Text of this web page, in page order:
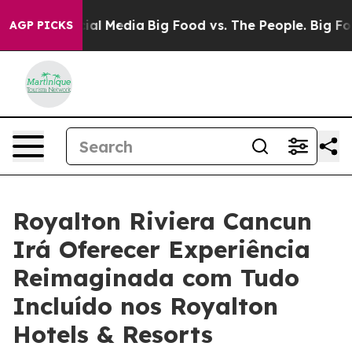
AGP PICKS
on Social Media Big Food vs. The People. Big
Royalton Riviera Cancun
Irá Oferecer Experiência
Reimaginada com Tudo
Incluído nos Royalton
Hotels & Resorts